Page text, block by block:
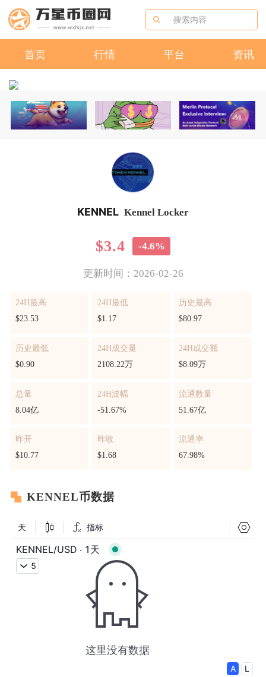
首页 行情 平台 资讯
KENNEL Kennel Locker
$3.4 -4.6%
更新时间：2026-02-26
24H最高
$23.53
24H最低
$1.17
历史最高
$80.97
历史最低
$0.90
24H成交量
2108.22万
24H成交额
$8.09万
总量
8.04亿
24H波幅
-51.67%
流通数量
51.67亿
昨开
$10.77
昨收
$1.68
流通率
67.98%
KENNEL币数据